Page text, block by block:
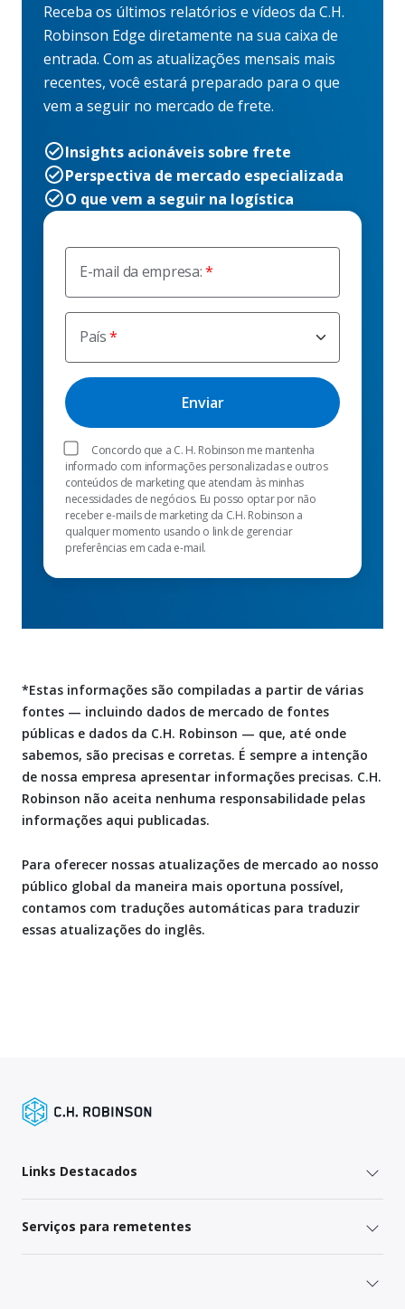
E-mail da empresa:
País
Concordo que a C. H. Robinson me mantenha
informado com informações personalizadas e outros
conteúdos de marketing que atendam às minhas
necessidades de negócios. Eu posso optar por não
receber e-mails de marketing da C.H. Robinson a
qualquer momento usando o link de gerenciar
preferências em cada e-mail.
Receba os últimos relatórios e vídeos da C.H.
Robinson Edge diretamente na sua caixa de
entrada. Com as atualizações mensais mais
recentes, você estará preparado para o que
vem a seguir no mercado de frete.
Insights acionáveis sobre frete
Perspectiva de mercado especializada
O que vem a seguir na logística
*Estas informações são compiladas a partir de várias
fontes — incluindo dados de mercado de fontes
públicas e dados da C.H. Robinson — que, até onde
sabemos, são precisas e corretas. É sempre a intenção
de nossa empresa apresentar informações precisas. C.H.
Robinson não aceita nenhuma responsabilidade pelas
informações aqui publicadas.
Para oferecer nossas atualizações de mercado ao nosso
público global da maneira mais oportuna possível,
contamos com traduções automáticas para traduzir
essas atualizações do inglês.
Links Destacados
Serviços para remetentes